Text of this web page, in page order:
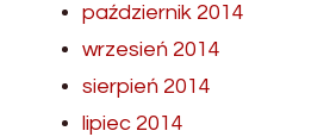
październik 2014
wrzesień 2014
sierpień 2014
lipiec 2014